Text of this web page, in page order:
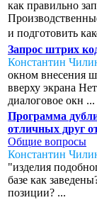
как правильно
и подготовить
Запрос штрих
Константин
окном внесения
вверху экрана
диалоговое окн ...
Программа
отличных друг
Общие вопросы
Константин
"изделия
базе как
позиции? ...